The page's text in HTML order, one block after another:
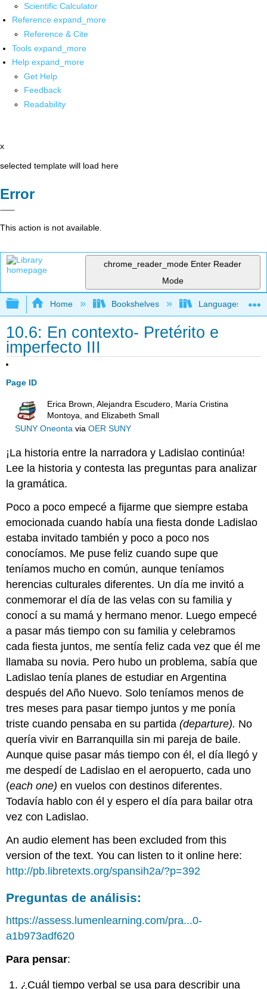
Scientific Calculator
Reference expand_more
Reference & Cite
Tools expand_more
Help expand_more
Get Help
Feedback
Readability
x
selected template will load here
Error
This action is not available.
chrome_reader_mode Enter Reader
Mode
Expand/collapse global hierarchy
Home Bookshelves Languages
10.6: En contexto- Pretérito e
imperfecto III
Page ID
Erica Brown, Alejandra Escudero, María Cristina
Montoya, and Elizabeth Small
SUNY Oneontavia OER SUNY
¡La historia entre la narradora y Ladislao continúa!
Lee la historia y contesta las preguntas para analizar
la gramática.
Poco a poco empecé a fijarme que siempre estaba
emocionada cuando había una fiesta donde Ladislao
estaba invitado también y poco a poco nos
conocíamos. Me puse feliz cuando supe que
teníamos mucho en común, aunque teníamos
herencias culturales diferentes. Un día me invitó a
conmemorar el día de las velas con su familia y
conocí a su mamá y hermano menor. Luego empecé
a pasar más tiempo con su familia y celebramos
cada fiesta juntos, me sentía feliz cada vez que él me
llamaba su novia. Pero hubo un problema, sabía que
Ladislao tenía planes de estudiar en Argentina
después del Año Nuevo. Solo teníamos menos de
tres meses para pasar tiempo juntos y me ponía
triste cuando pensaba en su partida(departure). No
quería vivir en Barranquilla sin mi pareja de baile.
Aunque quise pasar más tiempo con él, el día llegó y
me despedí de Ladislao en el aeropuerto, cada uno
(each one) en vuelos con destinos diferentes.
Todavía hablo con él y espero el día para bailar otra
vez con Ladislao.
An audio element has been excluded from this
version of the text. You can listen to it online here:
http://pb.libretexts.org/spansih2a/?p=392
Preguntas de análisis:
https://assess.lumenlearning.com/pra...0-
a1b973adf620
Para pensar:
¿Cuál tiempo verbal se usa para describir una